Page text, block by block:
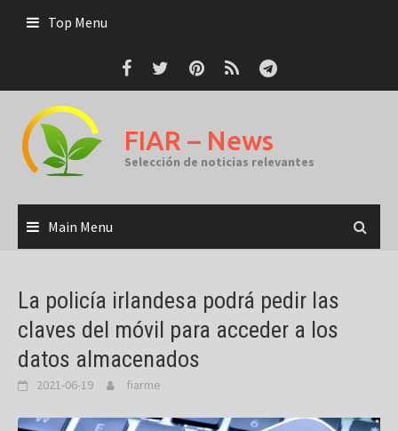
Top Menu
FIAR – News
Selección de noticias relevantes
Main Menu
La policía irlandesa podrá pedir las
claves del móvil para acceder a los
datos almacenados
2021-06-19 fiarme